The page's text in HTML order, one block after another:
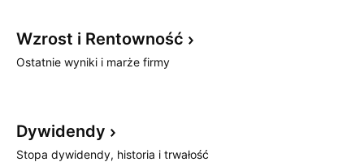
Wzrost i Rentowność
Ostatnie wyniki i marże firmy
Dywidendy
Stopa dywidendy, historia i trwałość